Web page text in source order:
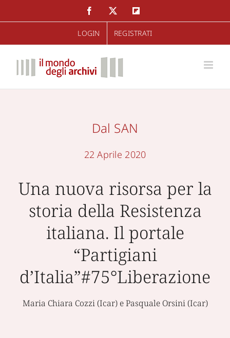
al
FacebookTwitter
LOGIN REGISTRATI
Dal SAN
22 Aprile 2020
Una nuova risorsa per la
storia della Resistenza
italiana. Il portale
“Partigiani
d’Italia”#75°Liberazione
Maria Chiara Cozzi (Icar) e Pasquale Orsini (Icar)